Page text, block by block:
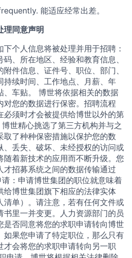
能适应经常出差。
理同意声明
个人信息将被处理并用于招聘：
、所在地区、经验和教育信息、
件信息、证件号、职位、部门、
持续时间、工作地点、月薪、年
、车贴。 博世将依据相关的数据
对您的数据进行保密。招聘流程
必须时才会被提供给博世以外的第
世精心挑选了第三方机构并与之
取了种种保密措施以保护您的数
、丢失、破坏、未经授权的访问或
随着新技术的应用而不断升级。您
才招募系统之间的数据传输通过
：申请博世集团的职位就意味着
给博世集团旗下相应的法律实体
清单）。请注意，若有任何文件或
书里一并变更。人力资源部门的员
是否同意将您的求职申请转向博世
如果您申请了特定职位，那么只有
才会将您的求职申请转向另一职